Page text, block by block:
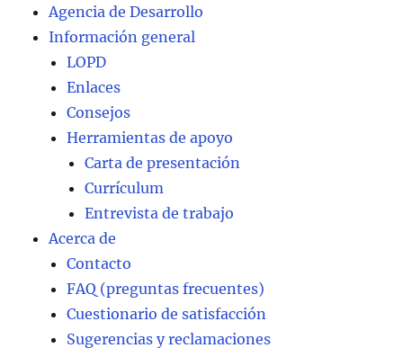
Agencia de Desarrollo
Información general
LOPD
Enlaces
Consejos
Herramientas de apoyo
Carta de presentación
Currículum
Entrevista de trabajo
Acerca de
Contacto
FAQ (preguntas frecuentes)
Cuestionario de satisfacción
Sugerencias y reclamaciones